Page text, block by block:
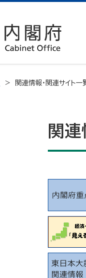
関連情報・関連サイト一
関連